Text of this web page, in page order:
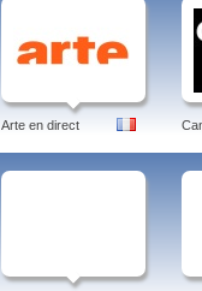
Arte en direct